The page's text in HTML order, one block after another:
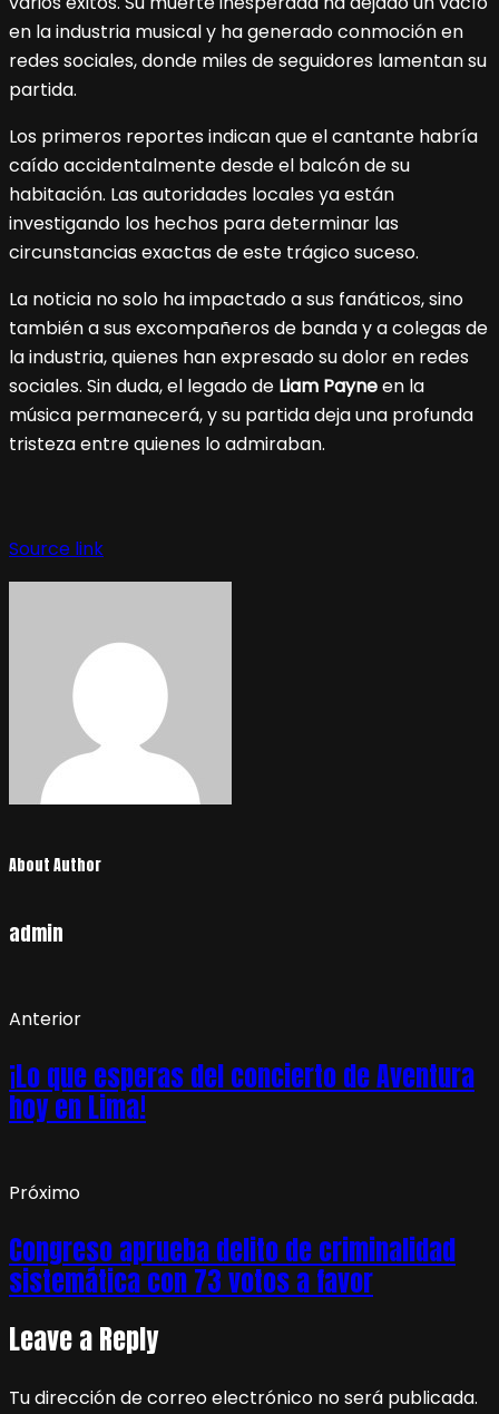
en la industria musical y ha generado conmoción en
redes sociales, donde miles de seguidores lamentan su
partida.
Los primeros reportes indican que el cantante habría
caído accidentalmente desde el balcón de su
habitación. Las autoridades locales ya están
investigando los hechos para determinar las
circunstancias exactas de este trágico suceso.
La noticia no solo ha impactado a sus fanáticos, sino
también a sus excompañeros de banda y a colegas de
la industria, quienes han expresado su dolor en redes
sociales. Sin duda, el legado de Liam Payneen la
música permanecerá, y su partida deja una profunda
tristeza entre quienes lo admiraban.
Source link
About Author
admin
Anterior
¡Lo que esperas del concierto de Aventura
hoy en Lima!
Próximo
Congreso aprueba delito de criminalidad
sistemática con 73 votos a favor
Leave a Reply
Tu dirección de correo electrónico no será publicada.